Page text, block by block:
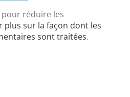
pour réduire les
plus sur la façon dont les
sont traitées.